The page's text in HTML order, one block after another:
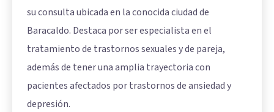
su consulta ubicada en la conocida ciudad de
Baracaldo. Destaca por ser especialista en el
tratamiento de trastornos sexuales y de pareja,
además de tener una amplia trayectoria con
pacientes afectados por trastornos de ansiedad y
depresión.